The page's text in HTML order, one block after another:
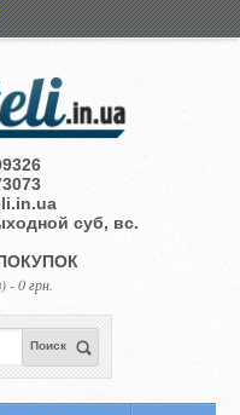
суб, вс.
- 0 грн.
Поиск